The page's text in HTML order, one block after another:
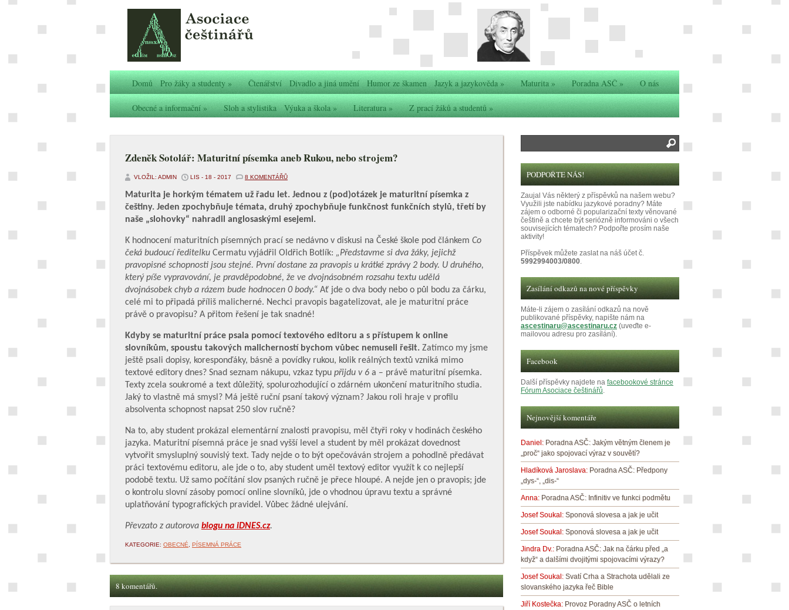
Domů Pro žáky a studenty» Čtenářství Divadlo a jiná umění Humor ze škamen Jazyk a jazykověda» Maturita» Poradna ASČ» O nás
Obecné a informační» Sloh a stylistika Výuka a škola» Literatura» Z prací žáků a studentů»
Zdeněk Sotolář: Maturitní písemka aneb Rukou, nebo strojem?
VLOŽIL: ADMIN LIS - 18 - 2017 8 KOMENTÁŘŮ
Maturita je horkým tématem už řadu let. Jednou z (pod)otázek je maturitní písemka z
češtiny. Jeden zpochybňuje témata, druhý zpochybňuje funkčnost funkčních stylů, třetí by
naše „slohovky“ nahradil anglosaskými esejemi.
K hodnocení maturitních písemných prací se nedávno v diskusi na České škole pod článkem Co
čeká budoucí ředitelku Cermatu vyjádřil Oldřich Botlík: „Představme si dva žáky, jejichž
pravopisné schopnosti jsou stejné. První dostane za pravopis u krátké zprávy 2 body. U druhého,
který píše vypravování, je pravděpodobné, že ve dvojnásobném rozsahu textu udělá
dvojnásobek chyb a rázem bude hodnocen 0 body.“ Ať jde o dva body nebo o půl bodu za čárku,
celé mi to připadá příliš malicherné. Nechci pravopis bagatelizovat, ale je maturitní práce
právě o pravopisu? A přitom řešení je tak snadné!
Kdyby se maturitní práce psala pomocí textového editoru a s přístupem k online
slovníkům, spoustu takových malicherností bychom vůbec nemuseli řešit. Zatímco my jsme
ještě psali dopisy, koresponďáky, básně a povídky rukou, kolik reálných textů vzniká mimo
textové editory dnes? Snad seznam nákupu, vzkaz typu přijdu v 6 a ̶ právě maturitní písemka.
Texty zcela soukromé a text důležitý, spolurozhodující o zdárném ukončení maturitního studia.
Jaký to vlastně má smysl? Má ještě ruční psaní takový význam? Jakou roli hraje v profilu
absolventa schopnost napsat 250 slov ručně?
Na to, aby student prokázal elementární znalosti pravopisu, měl čtyři roky v hodinách českého
jazyka. Maturitní písemná práce je snad vyšší level a student by měl prokázat dovednost
vytvořit smysluplný souvislý text. Tady nejde o to být opečováván strojem a pohodlně předávat
práci textovému editoru, ale jde o to, aby student uměl textový editor využít k co nejlepší
podobě textu. Už samo počítání slov psaných ručně je přece hloupé. A nejde jen o pravopis; jde
o kontrolu slovní zásoby pomocí online slovníků, jde o vhodnou úpravu textu a správné
uplatňování typografických pravidel. Vůbec žádné ulejvání.
Převzato z autorova blogu na iDNES.cz.
KATEGORIE: OBECNÉ PÍSEMNÁ PRÁCE
8 komentářů.
PODPOŘTE NÁS!
Zaujal Vás některý z příspěvků na našem webu?
Využili jste nabídku jazykové poradny? Máte
zájem o odborné či popularizační texty věnované
češtině a chcete být seriózně informováni o všech
souvisejících tématech? Podpořte prosím naše
aktivity!
Příspěvek můžete zaslat na náš účet č.
5992994003/0800.
Zasílání odkazů na nové příspěvky
Máte-li zájem o zasílání odkazů na nově
publikované příspěvky, napište nám na
ascestinaru@ascestinaru.cz (uveďte e-
mailovou adresu pro zasílání).
Facebook
Další příspěvky najdete na facebookové stránce
Fórum Asociace češtinářů.
Nejnovější komentáře
Daniel: Poradna ASČ: Jakým větným členem je
„proč“ jako spojovací výraz v souvětí?
Hladíková Jaroslava: Poradna ASČ: Předpony
„dys-“, „dis-“
Anna: Poradna ASČ: Infinitiv ve funkci podmětu
Josef Soukal: Sponová slovesa a jak je učit
Josef Soukal: Sponová slovesa a jak je učit
Jindra Dv.: Poradna ASČ: Jak na čárku před „a
když“ a dalšími dvojitými spojovacími výrazy?
Josef Soukal: Svatí Crha a Strachota udělali ze
slovanského jazyka řeč Bible
Jiří Kostečka: Provoz Poradny ASČ o letních